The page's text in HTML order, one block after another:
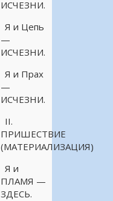
ИСЧЕЗНИ.
Я и Цепь
—
ИСЧЕЗНИ.
Я и Прах
—
ИСЧЕЗНИ.
II.
ПРИШЕСТВИЕ
(МАТЕРИАЛИЗАЦИЯ)
Я и
ПЛАМЯ —
ЗДЕСЬ.